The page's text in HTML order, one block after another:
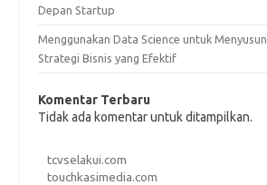
Depan Startup
Menggunakan Data Science untuk Menyusun
Strategi Bisnis yang Efektif
Komentar Terbaru
Tidak ada komentar untuk ditampilkan.
tcvselakui.com
touchkasimedia.com